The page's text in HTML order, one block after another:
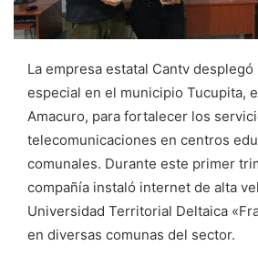
La empresa estatal Cantv
especial en el municipio Tucupita,
Amacuro, para fortalecer los
telecomunicaciones en centros
comunales. Durante este primer
compañía instaló internet de alta
Universidad Territorial Deltaica
en diversas comunas del sector.